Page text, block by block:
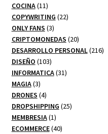
COCINA 1111
productos
COPYWRITING 2222
ONLY FANS 33
productos
CRIPTOMONEDAS 2020
productos
DESARROLLO PERSONAL 216216
DISEÑO 103103
productos
INFORMATICA 3131
MAGIA 33
productos
DRONES 44
productos
DROPSHIPPING 2525
MEMBRESIA 11
producto
ECOMMERCE 4040